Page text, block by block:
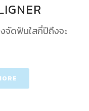
จัดฟันใสกี่ปีถึงจะ